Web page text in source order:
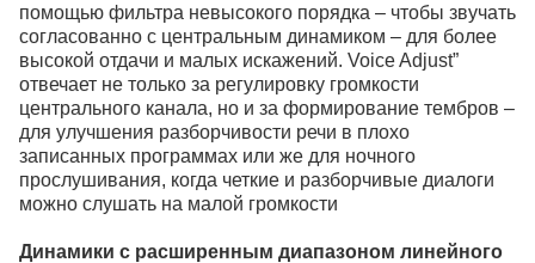
помощью фильтра невысокого порядка – чтобы звучать
согласованно с центральным динамиком – для более
высокой отдачи и малых искажений. Voice Adjust”
отвечает не только за регулировку громкости
центрального канала, но и за формирование тембров –
для улучшения разборчивости речи в плохо
записанных программах или же для ночного
прослушивания, когда четкие и разборчивые диалоги
можно слушать на малой громкости
Динамики с расширенным диапазоном линейного